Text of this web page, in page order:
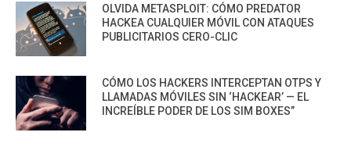
OLVIDA METASPLOIT: CÓMO PREDATOR
HACKEA CUALQUIER MÓVIL CON ATAQUES
PUBLICITARIOS CERO-CLIC
CÓMO LOS HACKERS INTERCEPTAN OTPS Y
LLAMADAS MÓVILES SIN ‘HACKEAR’ — EL
INCREÍBLE PODER DE LOS SIM BOXES”